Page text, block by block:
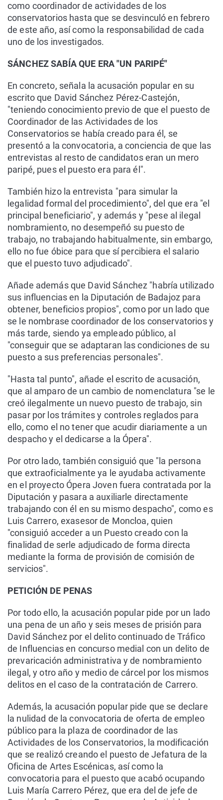
como coordinador de actividades de los
conservatorios hasta que se desvinculó en febrero
de este año, así como la responsabilidad de cada
uno de los investigados.
SÁNCHEZ SABÍA QUE ERA "UN PARIPÉ"
En concreto, señala la acusación popular en su
escrito que David Sánchez Pérez-Castejón,
"teniendo conocimiento previo de que el puesto de
Coordinador de las Actividades de los
Conservatorios se había creado para él, se
presentó a la convocatoria, a conciencia de que las
entrevistas al resto de candidatos eran un mero
paripé, pues el puesto era para él".
También hizo la entrevista "para simular la
legalidad formal del procedimiento", del que era "el
principal beneficiario", y además y "pese al ilegal
nombramiento, no desempeñó su puesto de
trabajo, no trabajando habitualmente, sin embargo,
ello no fue óbice para que sí percibiera el salario
que el puesto tuvo adjudicado".
Añade además que David Sánchez "habría utilizado
sus influencias en la Diputación de Badajoz para
obtener, beneficios propios", como por un lado que
se le nombrase coordinador de los conservatorios y
más tarde, siendo ya empleado público, al
"conseguir que se adaptaran las condiciones de su
puesto a sus preferencias personales".
"Hasta tal punto", añade el escrito de acusación,
que al amparo de un cambio de nomenclatura "se le
creó ilegalmente un nuevo puesto de trabajo, sin
pasar por los trámites y controles reglados para
ello, como el no tener que acudir diariamente a un
despacho y el dedicarse a la Ópera".
Por otro lado, también consiguió que "la persona
que extraoficialmente ya le ayudaba activamente
en el proyecto Ópera Joven fuera contratada por la
Diputación y pasara a auxiliarle directamente
trabajando con él en su mismo despacho", como es
Luis Carrero, exasesor de Moncloa, quien
"consiguió acceder a un Puesto creado con la
finalidad de serle adjudicado de forma directa
mediante la forma de provisión de comisión de
servicios".
PETICIÓN DE PENAS
Por todo ello, la acusación popular pide por un lado
una pena de un año y seis meses de prisión para
David Sánchez por el delito continuado de Tráfico
de Influencias en concurso medial con un delito de
prevaricación administrativa y de nombramiento
ilegal, y otro año y medio de cárcel por los mismos
delitos en el caso de la contratación de Carrero.
Además, la acusación popular pide que se declare
la nulidad de la convocatoria de oferta de empleo
público para la plaza de coordinador de las
Actividades de los Conservatorios, la modificación
que se realizó creando el puesto de Jefatura de la
Oficina de Artes Escénicas, así como la
convocatoria para el puesto que acabó ocupando
Luis María Carrero Pérez, que era del de jefe de